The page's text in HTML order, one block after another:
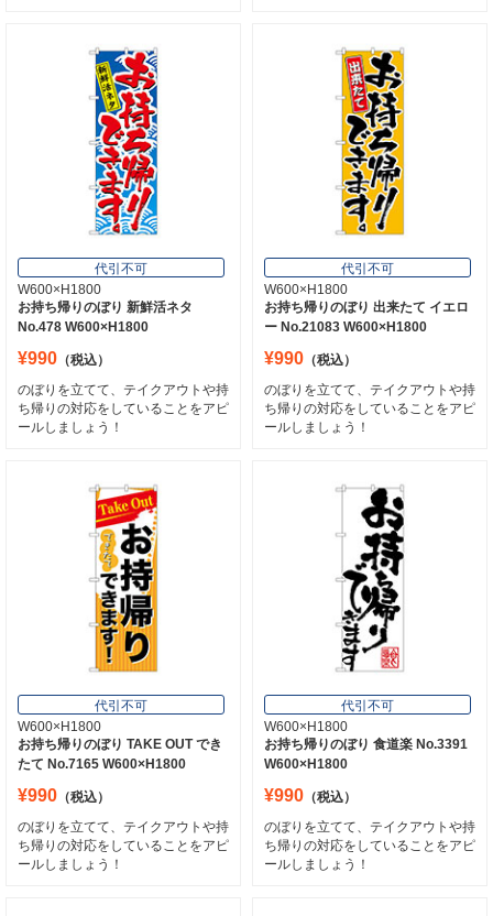
代引不可
W600×H1800
お持ち帰りのぼり 新鮮活ネタ
No.478 W600×H1800
¥990 （税込）
のぼりを立てて、テイクアウトや持
ち帰りの対応をしていることをアピ
ールしましょう！
代引不可
W600×H1800
お持ち帰りのぼり 出来たて イエロ
ー No.21083 W600×H1800
¥990 （税込）
のぼりを立てて、テイクアウトや持
ち帰りの対応をしていることをアピ
ールしましょう！
代引不可
W600×H1800
お持ち帰りのぼり TAKE OUT でき
たて No.7165 W600×H1800
¥990 （税込）
のぼりを立てて、テイクアウトや持
ち帰りの対応をしていることをアピ
ールしましょう！
代引不可
W600×H1800
お持ち帰りのぼり 食道楽 No.3391
W600×H1800
¥990 （税込）
のぼりを立てて、テイクアウトや持
ち帰りの対応をしていることをアピ
ールしましょう！